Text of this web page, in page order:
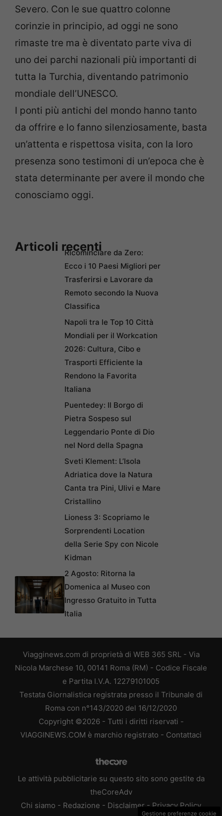
Severo. Con le sue quattro colonne
corinzie in principio, ad oggi ne sono
rimaste tre ma è diventato parte viva di
uno dei parchi nazionali più importanti di
tutta la Turchia, diventando patrimonio
mondiale dell’UNESCO.
I ponti più antichi del mondo hanno tanto
da offrire e lo fanno silenziosamente, basta
un’attenta e rispettosa visita, con la loro
presenza sono testimoni di un’epoca che è
stata determinante per avere il mondo che
conosciamo oggi.
Articoli recentiRicominciare da Zero:
Ecco i 10 Paesi Migliori per
Trasferirsi e Lavorare da
Remoto secondo la Nuova
Classifica
Napoli tra le Top 10 Città
Mondiali per il Workcation
2026: Cultura, Cibo e
Trasporti Efficiente la
Rendono la Favorita
Italiana
Puentedey: Il Borgo di
Pietra Sospeso sul
Leggendario Ponte di Dio
nel Nord della Spagna
Sveti Klement: L’Isola
Adriatica dove la Natura
Canta tra Pini, Ulivi e Mare
Cristallino
Lioness 3: Scopriamo le
Sorprendenti Location
della Serie Spy con Nicole
Kidman
2 Agosto: Ritorna la
Domenica al Museo con
Ingresso Gratuito in Tutta
Italia
Viagginews.com di proprietà di WEB 365 SRL - Via
Nicola Marchese 10, 00141 Roma (RM) - Codice Fiscale
e Partita I.V.A. 12279101005
Testata Giornalistica registrata presso il Tribunale di
Roma con n°143/2020 del 16/12/2020
Copyright ©2026 - Tutti i diritti riservati -
VIAGGINEWS.COM è marchio registrato - Contattaci
Le attività pubblicitarie su questo sito sono gestite da
theCoreAdv
Chi siamo - Redazione - Disclaimer - Privacy Policy
Gestione preferenze cookie